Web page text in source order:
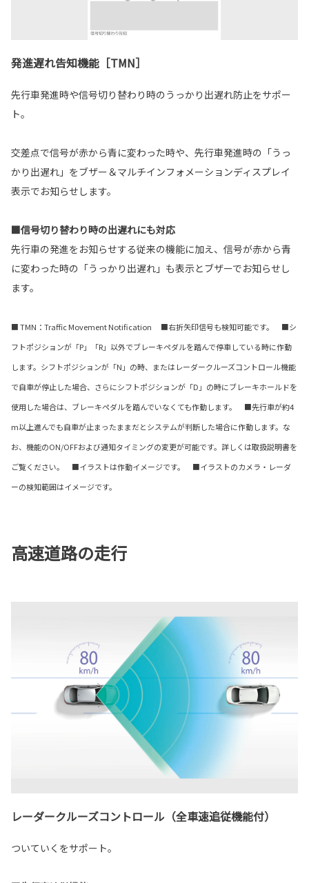
発進遅れ告知機能［TMN］
先行車発進時や信号切り替わり時のうっかり出遅れ防止をサポー
ト。
交差点で信号が赤から青に変わった時や、先行車発進時の「うっ
かり出遅れ」をブザー＆マルチインフォメーションディスプレイ
表示でお知らせします。
■信号切り替わり時の出遅れにも対応
先行車の発進をお知らせする従来の機能に加え、信号が赤から青
に変わった時の「うっかり出遅れ」も表示とブザーでお知らせし
ます。
■ TMN：Traffic Movement Notification ■右折矢印信号も検知可能です。 ■シ
フトポジションが「P」「R」以外でブレーキペダルを踏んで停車している時に作動
します。シフトポジションが「N」の時、またはレーダークルーズコントロール機能
で自車が停止した場合、さらにシフトポジションが「D」の時にブレーキホールドを
使用した場合は、ブレーキペダルを踏んでいなくても作動します。 ■先行車が約4
m以上進んでも自車が止まったままだとシステムが判断した場合に作動します。な
お、機能のON/OFFおよび通知タイミングの変更が可能です。詳しくは取扱説明書を
ご覧ください。 ■イラストは作動イメージです。 ■イラストのカメラ・レーダ
ーの検知範囲はイメージです。
高速道路の走行
レーダークルーズコントロール（全車速追従機能付）
ついていくをサポート。